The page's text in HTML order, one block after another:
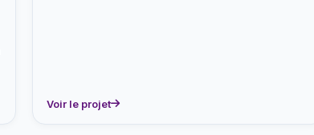
Voir le projet